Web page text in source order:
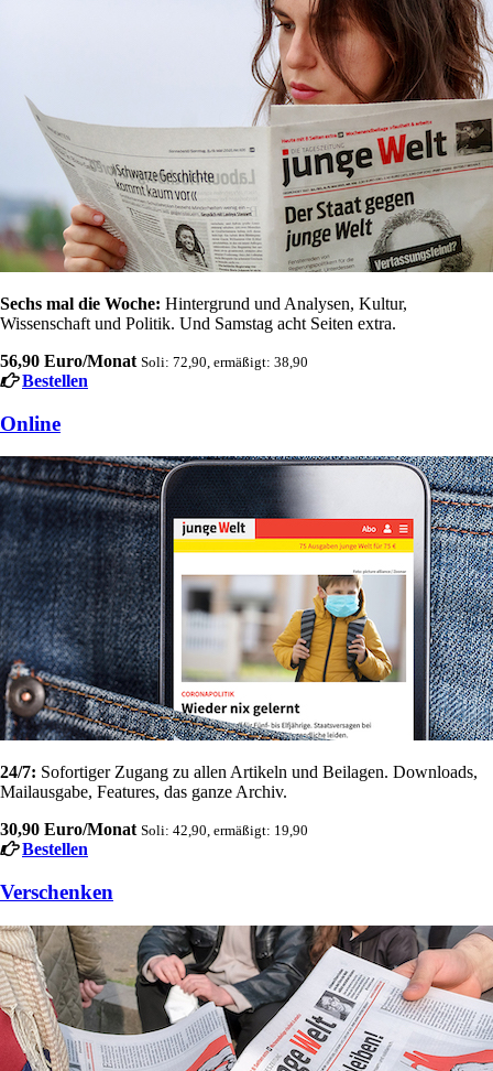
Sechs mal die Woche: Hintergrund und Analysen, Kultur,
Wissenschaft und Politik. Und Samstag acht Seiten extra.
56,90 Euro/Monat Soli: 72,90, ermäßigt: 38,90
Bestellen
Online
24/7: Sofortiger Zugang zu allen Artikeln und Beilagen. Downloads,
Mailausgabe, Features, das ganze Archiv.
30,90 Euro/Monat Soli: 42,90, ermäßigt: 19,90
Bestellen
Verschenken